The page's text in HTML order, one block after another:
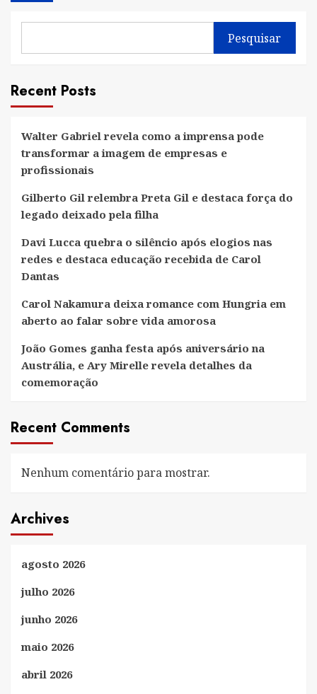
Pesquisar
Recent Posts
Walter Gabriel revela como a imprensa pode
transformar a imagem de empresas e
profissionais
Gilberto Gil relembra Preta Gil e destaca força do
legado deixado pela filha
Davi Lucca quebra o silêncio após elogios nas
redes e destaca educação recebida de Carol
Dantas
Carol Nakamura deixa romance com Hungria em
aberto ao falar sobre vida amorosa
João Gomes ganha festa após aniversário na
Austrália, e Ary Mirelle revela detalhes da
comemoração
Recent Comments
Nenhum comentário para mostrar.
Archives
agosto 2026
julho 2026
junho 2026
maio 2026
abril 2026